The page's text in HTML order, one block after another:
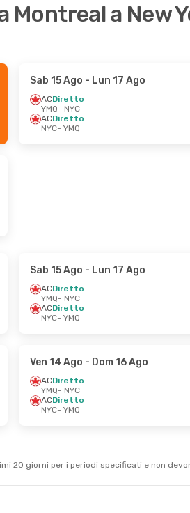
Montreal a New
Sab 15 Ago - Lun 17 Ago
ACDiretto
YMQ- NYC
ACDiretto
NYC- YMQ
Sab 15 Ago - Lun 17 Ago
ACDiretto
YMQ- NYC
ACDiretto
NYC- YMQ
Ven 14 Ago - Dom 16 Ago
ACDiretto
YMQ- NYC
ACDiretto
NYC- YMQ
20 giorni per i periodi specificati e non